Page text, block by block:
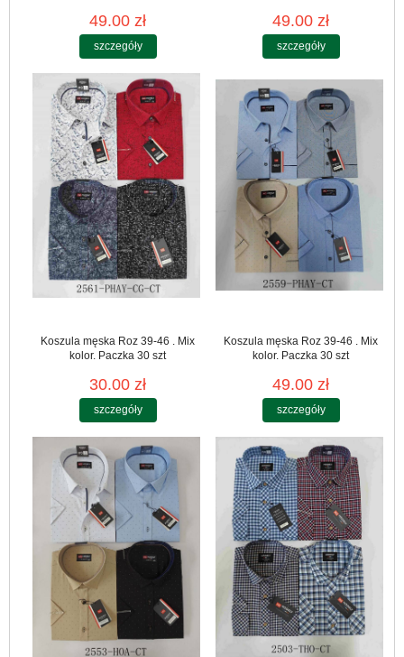
49.00 zł
szczegóły
49.00 zł
szczegóły
Koszula męska Roz 39-46 . Mix
kolor. Paczka 30 szt
30.00 zł
szczegóły
Koszula męska Roz 39-46 . Mix
kolor. Paczka 30 szt
49.00 zł
szczegóły